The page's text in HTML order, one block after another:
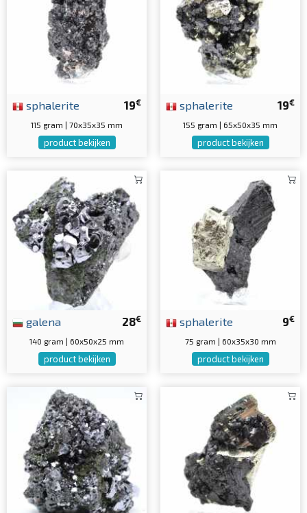
19€
sphalerite
115 gram | 70x35x35 mm
product bekijken
19€
sphalerite
155 gram | 65x50x35 mm
product bekijken
28€
galena
140 gram | 60x50x25 mm
product bekijken
9€
sphalerite
75 gram | 60x35x30 mm
product bekijken